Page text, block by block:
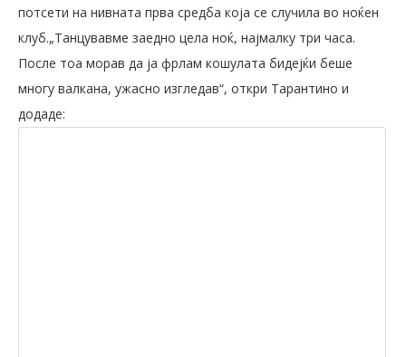
потсети на нивната прва средба која се случила во ноќен
клуб.„Танцувавме заедно цела ноќ, најмалку три часа.
После тоа морав да ја фрлам кошулата бидејќи беше
многу валкана, ужасно изгледав“, откри Тарантино и
додаде: